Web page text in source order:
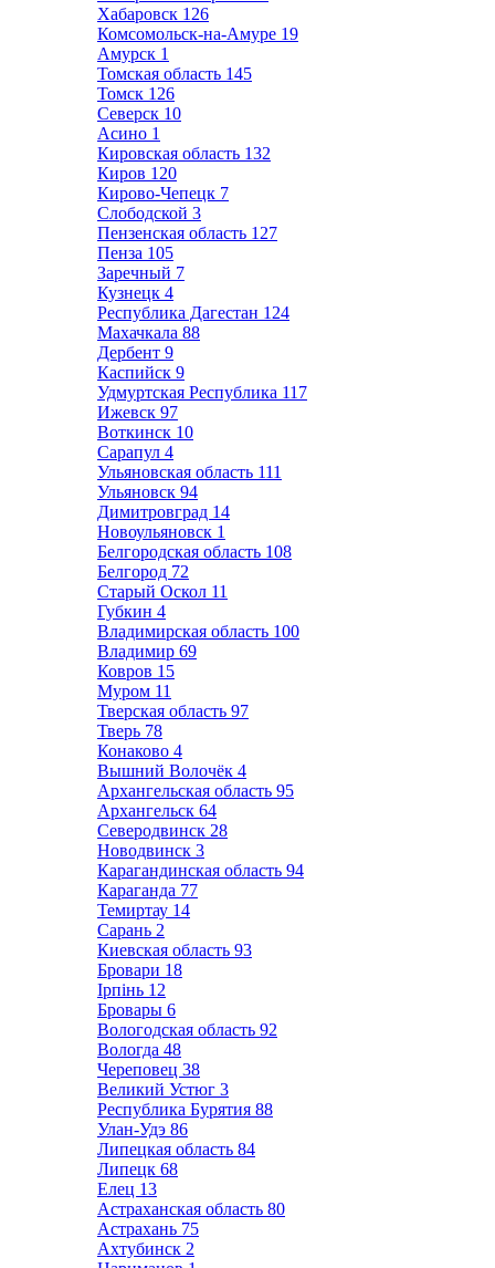
Хабаровск 126
Комсомольск-на-Амуре 19
Амурск 1
Томская область 145
Томск 126
Северск 10
Асино 1
Кировская область 132
Киров 120
Кирово-Чепецк 7
Слободской 3
Пензенская область 127
Пенза 105
Заречный 7
Кузнецк 4
Республика Дагестан 124
Махачкала 88
Дербент 9
Каспийск 9
Удмуртская Республика 117
Ижевск 97
Воткинск 10
Сарапул 4
Ульяновская область 111
Ульяновск 94
Димитровград 14
Новоульяновск 1
Белгородская область 108
Белгород 72
Старый Оскол 11
Губкин 4
Владимирская область 100
Владимир 69
Ковров 15
Муром 11
Тверская область 97
Тверь 78
Конаково 4
Вышний Волочёк 4
Архангельская область 95
Архангельск 64
Северодвинск 28
Новодвинск 3
Карагандинская область 94
Караганда 77
Темиртау 14
Сарань 2
Киевская область 93
Бровари 18
Ірпінь 12
Бровары 6
Вологодская область 92
Вологда 48
Череповец 38
Великий Устюг 3
Республика Бурятия 88
Улан-Удэ 86
Липецкая область 84
Липецк 68
Елец 13
Астраханская область 80
Астрахань 75
Ахтубинск 2